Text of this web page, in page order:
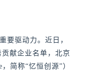
要驱动力。近日，
贡献企业名单，北京
简称“忆恒创源”）